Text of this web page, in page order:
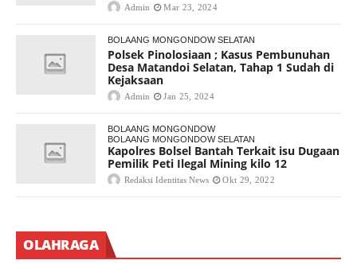
Admin Mar 23, 2024
BOLAANG MONGONDOW SELATAN
Polsek Pinolosiaan ; Kasus Pembunuhan
Desa Matandoi Selatan, Tahap 1 Sudah di
Kejaksaan
Admin Jan 25, 2024
BOLAANG MONGONDOW
BOLAANG MONGONDOW SELATAN
Kapolres Bolsel Bantah Terkait isu Dugaan
Pemilik Peti Ilegal Mining kilo 12
Redaksi Identitas News Okt 29, 2022
OLAHRAGA